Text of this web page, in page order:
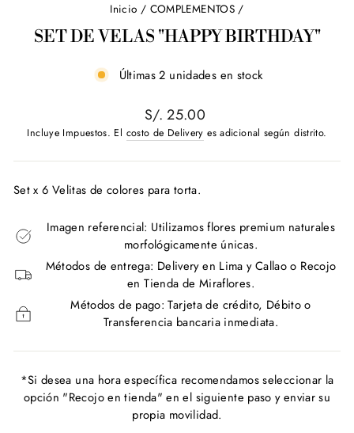
Inicio / COMPLEMENTOS /
SET DE VELAS "HAPPY BIRTHDAY"
Últimas 2 unidades en stock
Precio
habitual
S/. 25.00
Incluye Impuestos. El costo de Delivery es adicional según distrito.
Set x 6 Velitas de colores para torta.
Imagen referencial: Utilizamos flores premium naturales
morfológicamente únicas.
Métodos de entrega: Delivery en Lima y Callao o Recojo
en Tienda de Miraflores.
Métodos de pago: Tarjeta de crédito, Débito o
Transferencia bancaria inmediata.
*Si desea una hora específica recomendamos seleccionar la
opción "Recojo en tienda" en el siguiente paso y enviar su
propia movilidad.